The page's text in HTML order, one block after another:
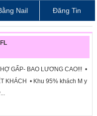
Nail Đăng Tin
GẤP- BAO LƯƠNG CAO!!! •
KHÁCH • Khu 95% khách M y